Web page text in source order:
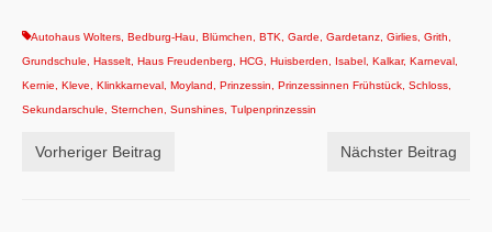
Autohaus Wolters Bedburg-Hau Blümchen BTK Garde Gardetanz Girlies Grith
Grundschule
Hasselt Haus Freudenberg HCG Huisberden Isabel Kalkar, Karneval
Kernie
Kleve Klinkkarneval Moyland Prinzessin Prinzessinnen Frühstück Schloss
Sekundarschule
Sternchen Sunshines Tulpenprinzessin
Vorheriger Beitrag Nächster Beitrag